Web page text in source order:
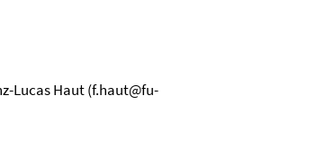
Lucas Haut (f.haut@fu-